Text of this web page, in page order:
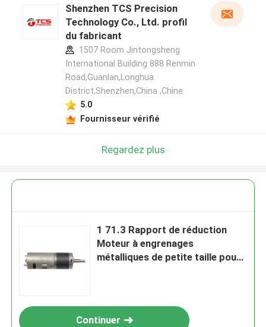
Shenzhen TCS Precision
Technology Co., Ltd. profil
du fabricant
1507 Room Jintongsheng
International Building 888 Renmin
Road,Guanlan,Longhua
District,Shenzhen,China ,Chine
5.0
Fournisseur vérifié
Regardez plus
1 71.3 Rapport de réduction
Moteur à engrenages
métalliques de petite taille pour
Continuer